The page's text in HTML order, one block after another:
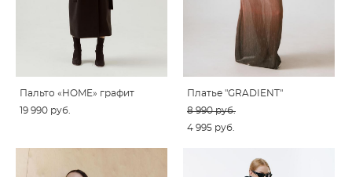
Пальто «HOME» графит
19 990 pуб.
Платье "GRADIENT"
8 990 pуб.
4 995 pуб.